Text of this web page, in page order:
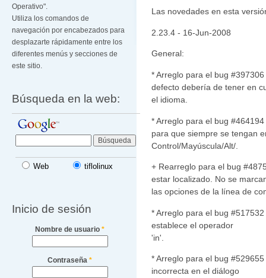
Operativo".
Utiliza los comandos de
navegación por encabezados para
desplazarte rápidamente entre los
diferentes menús y secciones de
este sitio.
Búsqueda en la web:
Web tiflolinux
Inicio de sesión
Nombre de usuario *
Contraseña *
Las novedades en esta
2.23.4 - 16-Jun-2008
General:
* Arreglo para el bug
defecto debería de tener en
el idioma.
* Arreglo para el bug
para que siempre se tengan
Control/Mayúscula/Alt/.
+ Rearreglo para el bug
estar localizado. No se
las opciones de la línea de
* Arreglo para el bug
establece el operador
'in'.
* Arreglo para el bug
incorrecta en el diálogo